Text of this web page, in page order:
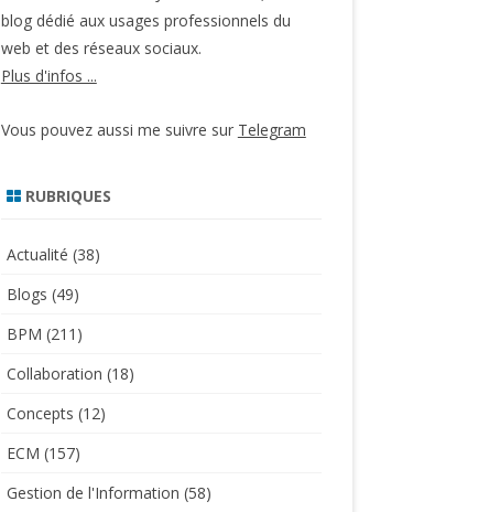
blog dédié aux usages professionnels du
web et des réseaux sociaux.
Plus d'infos ...
Vous pouvez aussi me suivre sur Telegram
RUBRIQUES
Actualité (38)
Blogs (49)
BPM (211)
Collaboration (18)
Concepts (12)
ECM (157)
Gestion de l'Information (58)